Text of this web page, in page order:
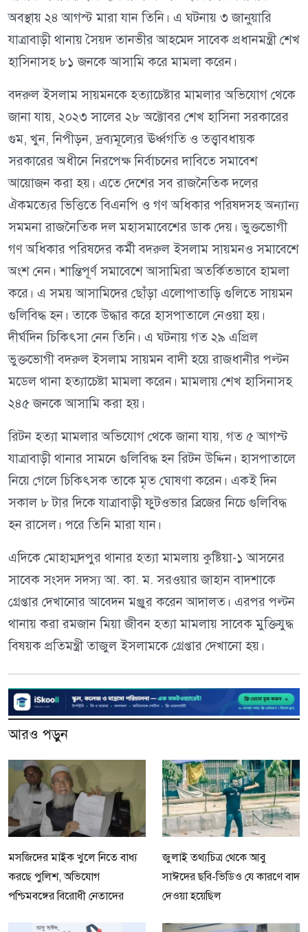
অবস্থায় ২৪ আগস্ট মারা যান তিনি। এ ঘটনায় ৩ জানুয়ারি
যাত্রাবাড়ী থানায় সৈয়দ তানভীর আহমেদ সাবেক প্রধানমন্ত্রী শেখ
হাসিনাসহ ৮১ জনকে আসামি করে মামলা করেন।
বদরুল ইসলাম সায়মনকে হত্যাচেষ্টার মামলার অভিযোগ থেকে
জানা যায়, ২০২৩ সালের ২৮ অক্টোবর শেখ হাসিনা সরকারের
গুম, খুন, নিপীড়ন, দ্রব্যমূল্যের ঊর্ধ্বগতি ও তত্ত্বাবধায়ক
সরকারের অধীনে নিরপেক্ষ নির্বাচনের দাবিতে সমাবেশ
আয়োজন করা হয়। এতে দেশের সব রাজনৈতিক দলের
ঐকমত্যের ভিত্তিতে বিএনপি ও গণ অধিকার পরিষদসহ অন্যান্য
সমমনা রাজনৈতিক দল মহাসমাবেশের ডাক দেয়। ভুক্তভোগী
গণ অধিকার পরিষদের কর্মী বদরুল ইসলাম সায়মনও সমাবেশে
অংশ নেন। শান্তিপূর্ণ সমাবেশে আসামিরা অতর্কিতভাবে হামলা
করে। এ সময় আসামিদের ছোঁড়া এলোপাতাড়ি গুলিতে সায়মন
গুলিবিদ্ধ হন। তাকে উদ্ধার করে হাসপাতালে নেওয়া হয়।
দীর্ঘদিন চিকিৎসা নেন তিনি। এ ঘটনায় গত ২৯ এপ্রিল
ভুক্তভোগী বদরুল ইসলাম সায়মন বাদী হয়ে রাজধানীর পল্টন
মডেল থানা হত্যাচেষ্টা মামলা করেন। মামলায় শেখ হাসিনাসহ
২৪৫ জনকে আসামি করা হয়।
রিটন হত্যা মামলার অভিযোগ থেকে জানা যায়, গত ৫ আগস্ট
যাত্রাবাড়ী থানার সামনে গুলিবিদ্ধ হন রিটন উদ্দিন। হাসপাতালে
নিয়ে গেলে চিকিৎসক তাকে মৃত ঘোষণা করেন। একই দিন
সকাল ৮ টার দিকে যাত্রাবাড়ী ফুটওভার ব্রিজের নিচে গুলিবিদ্ধ
হন রাসেল। পরে তিনি মারা যান।
এদিকে মোহাম্মদপুর থানার হত্যা মামলায় কুষ্টিয়া-১ আসনের
সাবেক সংসদ সদস্য আ. কা. ম. সরওয়ার জাহান বাদশাকে
গ্রেপ্তার দেখানোর আবেদন মঞ্জুর করেন আদালত। এরপর পল্টন
থানায় করা রমজান মিয়া জীবন হত্যা মামলায় সাবেক মুক্তিযুদ্ধ
বিষয়ক প্রতিমন্ত্রী তাজুল ইসলামকে গ্রেপ্তার দেখানো হয়।
আরও পড়ুন
মসজিদের মাইক খুলে নিতে বাধ্য
করছে পুলিশ, অভিযোগ
পশ্চিমবঙ্গের বিরোধী নেতাদের
জুলাই তথ্যচিত্র থেকে আবু
সাঈদের ছবি-ভিডিও যে কারণে বাদ
দেওয়া হয়েছিল